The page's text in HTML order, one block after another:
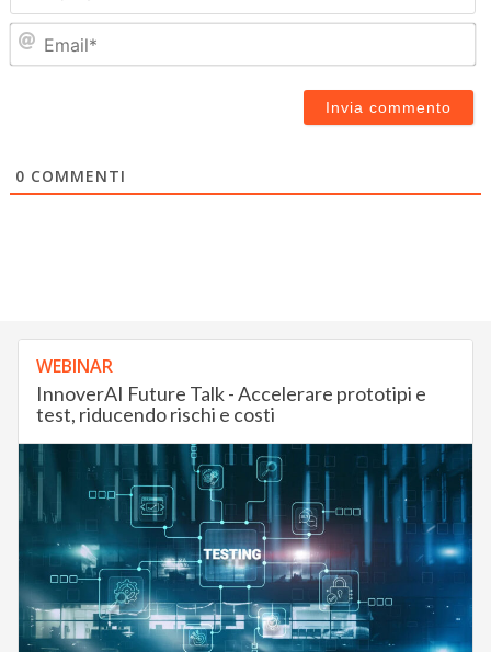
0 COMMENTI
WEBINAR
InnoverAI Future Talk - Accelerare prototipi e
test, riducendo rischi e costi